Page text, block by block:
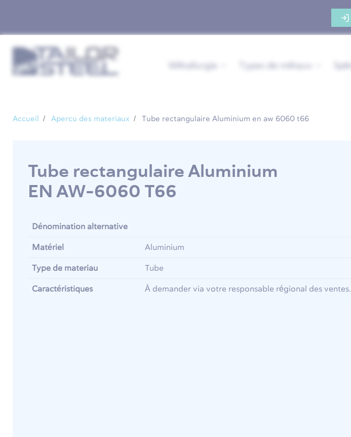
Accueil Apercu des materiaux Tube rectangulaire Aluminium en aw 6060 t66
Tube rectangulaire Aluminium
EN AW-6060 T66
Dénomination alternative
Matériel Aluminium
Type de materiau Tube
Caractéristiques À demander via votre responsable régional des ventes.